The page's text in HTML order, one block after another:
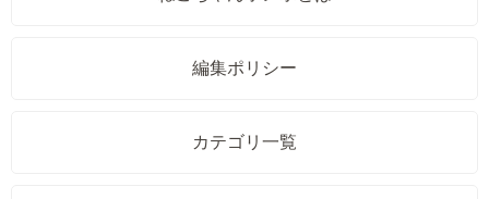
編集ポリシー
カテゴリ一覧